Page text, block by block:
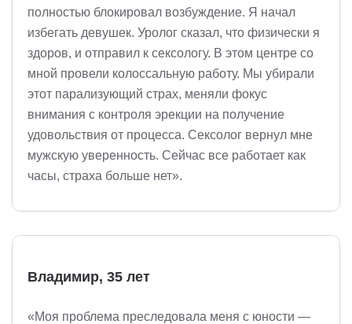
полностью блокировал возбуждение. Я начал
избегать девушек. Уролог сказал, что физически я
здоров, и отправил к сексологу. В этом центре со
мной провели колоссальную работу. Мы убирали
этот парализующий страх, меняли фокус
внимания с контроля эрекции на получение
удовольствия от процесса. Сексолог вернул мне
мужскую уверенность. Сейчас все работает как
часы, страха больше нет».
Владимир, 35 лет
«Моя проблема преследовала меня с юности —